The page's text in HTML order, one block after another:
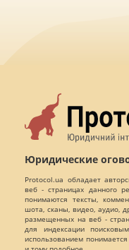
Юридические
Protocol.ua обладает
веб - страницах данного
понимаются тексты,
шота, сканы, видео, аудио,
размещенных на веб -
для индексации
использованием